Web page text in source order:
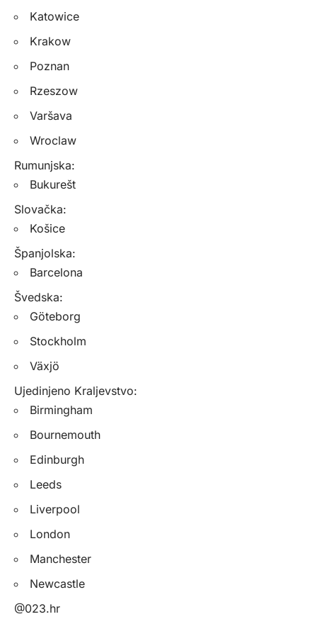
Katowice
Krakow
Poznan
Rzeszow
Varšava
Wroclaw
Rumunjska:
Bukurešt
Slovačka:
Košice
Španjolska:
Barcelona
Švedska:
Göteborg
Stockholm
Växjö
Ujedinjeno Kraljevstvo:
Birmingham
Bournemouth
Edinburgh
Leeds
Liverpool
London
Manchester
Newcastle
@023.hr